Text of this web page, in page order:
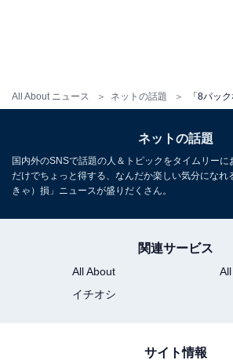
All About ニュース ネットの話題
ネットの話題
国内外のSNSで話題の人＆トピックをタイムリーに
だけでちょっと得する、なんだか楽しい気分になれ
きゃ）損」ニュースが盛りだくさん。
関連サービス
All About
イチオシ
サイト情報